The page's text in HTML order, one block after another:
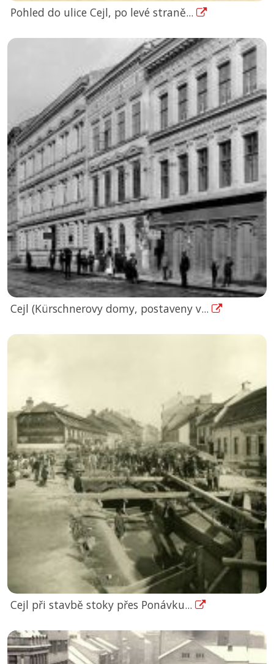
Pohled do ulice Cejl, po levé straně...
Cejl (Kürschnerovy domy, postaveny v...
Cejl při stavbě stoky přes Ponávku...